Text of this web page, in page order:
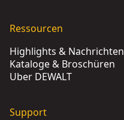
Ressourcen
Highlights & Nachrichten
Kataloge & Broschüren
Über DEWALT
Support